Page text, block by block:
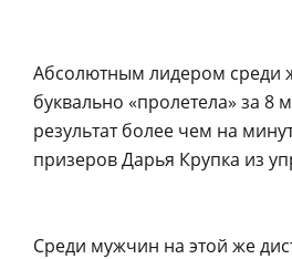
Абсолютным лидером среди
буквально «пролетела» за
результат более чем на
призеров Дарья Крупка из
Среди мужчин на этой же